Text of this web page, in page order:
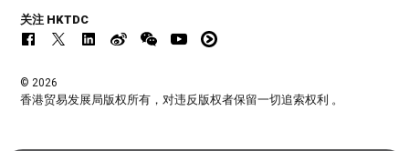
关注 HKTDC
© 2026
香港贸易发展局版权所有，对违反版权者保留一切追索权利 。